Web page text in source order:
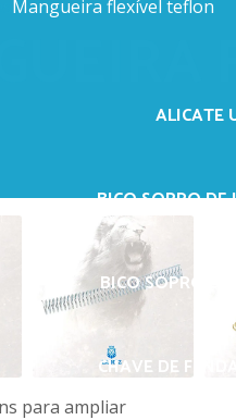
ALICATE
BICO SOPRO
BICO SOPRO DE
CHAVE DE
Mangueira flexível teflon
para ampliar